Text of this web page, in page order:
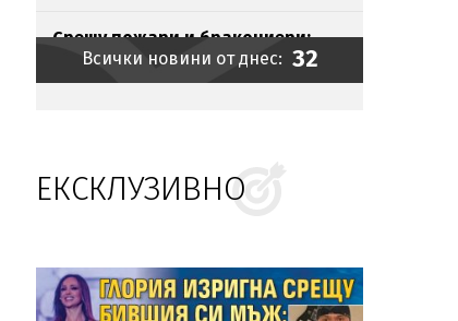
Срещу пожари и бракониери:
Камериопасват Националенпарк
"Рила"
Случаите наебола в ДР
надхвърлиха4000
достигат свояпик
Всички новини от днес: 32
ЕКСКЛУЗИВНО